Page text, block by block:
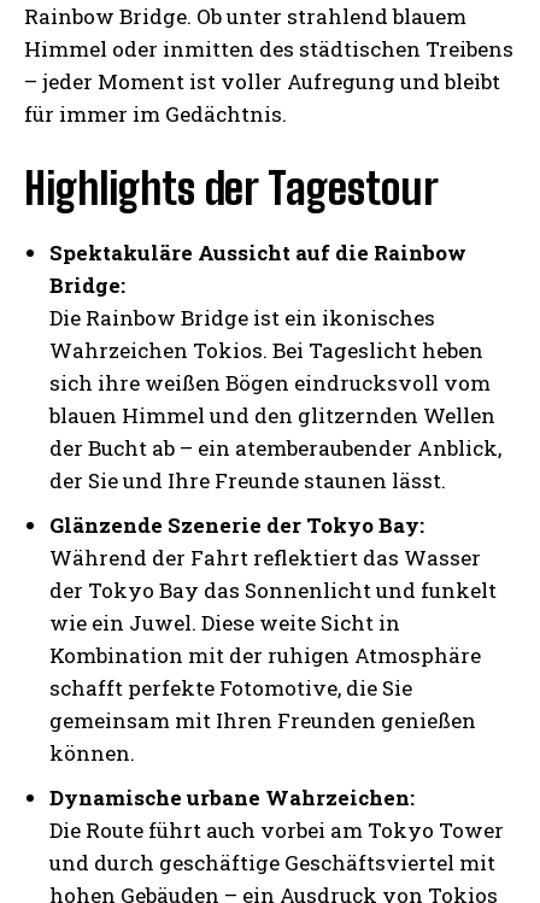
Rainbow Bridge. Ob unter strahlend blauem
Himmel oder inmitten des städtischen Treibens
– jeder Moment ist voller Aufregung und bleibt
für immer im Gedächtnis.
Highlights der Tagestour
Spektakuläre Aussicht auf die Rainbow
Bridge:
Die Rainbow Bridge ist ein ikonisches
Wahrzeichen Tokios. Bei Tageslicht heben
sich ihre weißen Bögen eindrucksvoll vom
blauen Himmel und den glitzernden Wellen
der Bucht ab – ein atemberaubender Anblick,
der Sie und Ihre Freunde staunen lässt.
Glänzende Szenerie der Tokyo Bay:
Während der Fahrt reflektiert das Wasser
der Tokyo Bay das Sonnenlicht und funkelt
wie ein Juwel. Diese weite Sicht in
Kombination mit der ruhigen Atmosphäre
schafft perfekte Fotomotive, die Sie
gemeinsam mit Ihren Freunden genießen
können.
Dynamische urbane Wahrzeichen:
Die Route führt auch vorbei am Tokyo Tower
und durch geschäftige Geschäftsviertel mit
hohen Gebäuden – ein Ausdruck von Tokios